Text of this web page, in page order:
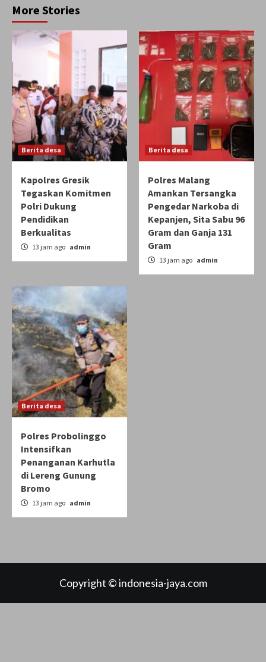
More Stories
Berita desa
Kapolres Gresik
Tegaskan Komitmen
Polri Dukung
Pendidikan
Berkualitas
13 jam ago admin
Berita desa
Polres Malang
Amankan Tersangka
Pengedar Narkoba di
Kepanjen, Sita Sabu 96
Gram dan Ganja 131
Gram
13 jam ago admin
Berita desa
Polres Probolinggo
Intensifkan
Penanganan Karhutla
di Lereng Gunung
Bromo
13 jam ago admin
Copyright © indonesia-jaya.com